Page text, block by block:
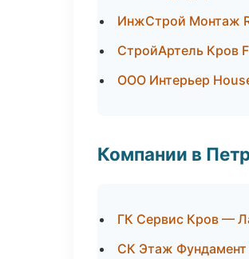
ИнжСтрой Монтаж
СтройАртель Кров
ООО Интерьер
Компании в
ГК Сервис Кров —
СК Этаж